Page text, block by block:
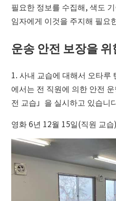
필요한 정보를 수집해, 색도
임자에게 이것을 주지해 필요
운송 안전 보장을 위
1. 사내 교습에 대해서 오타루
에서는 전 직원에 의한 안전
전 교습」을 실시하고 있습니
영화 6년 12월 15일(직원 교습)